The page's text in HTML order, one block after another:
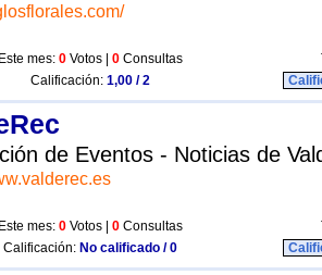
Este mes: 0 Votos | 0 Consultas
Calificación: 1,00 / 2
de Eventos - Noticias de
Este mes: 0 Votos | 0 Consultas
Calificación: No calificado / 0